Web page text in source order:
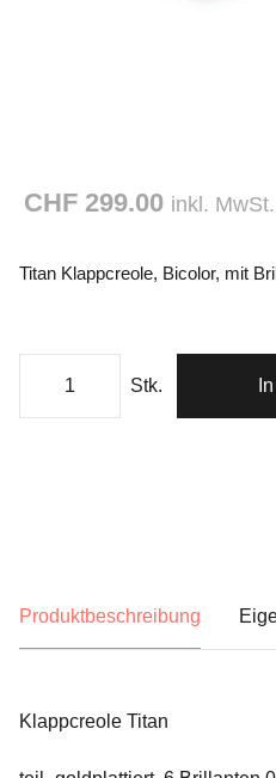
CHF 299.00 inkl. MwSt.
Titan Klappcreole, Bicolor, mit
Stk.
Produktbeschreibung
Klappcreole Titan